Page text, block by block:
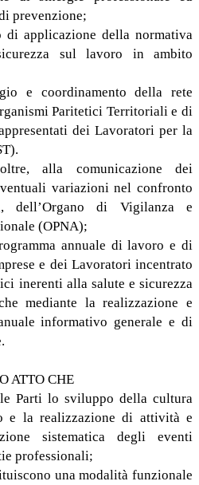
prevenzione;
di applicazione della normativa
sul lavoro in ambito
e coordinamento della rete
Paritetici Territoriali e di
dei Lavoratori per la
alla comunicazione dei
variazioni nel confronto
dell’Organo di Vigilanza e
(OPNA);
annuale di lavoro e di
e dei Lavoratori incentrato
inerenti alla salute e sicurezza
mediante la realizzazione e
informativo generale e di
ATTO CHE
Parti lo sviluppo della cultura
e la realizzazione di attività e
sistematica degli eventi
professionali;
una modalità funzionale